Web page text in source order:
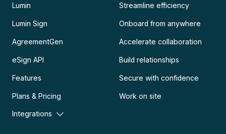
Lumin
Lumin Sign
AgreementGen
eSign API
Features
Plans & Pricing
Integrations
Streamline efficiency
Onboard from anywhere
Accelerate collaboration
Build relationships
Secure with confidence
Work on site